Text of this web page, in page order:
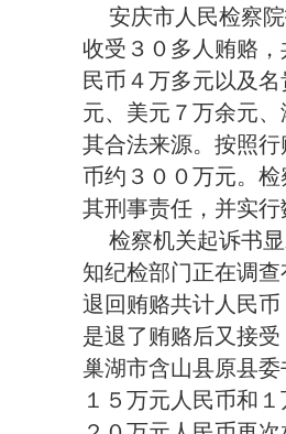
安庆市人民检察
收受３０多人贿赂
民币４万多元以及
元、美元７万余元
其合法来源。按照
币约３００万元。
其刑事责任，并实
检察机关起诉书
知纪检部门正在调
退回贿赂共计人民
是退了贿赂后又接
巢湖市含山县原县
１５万元人民币和